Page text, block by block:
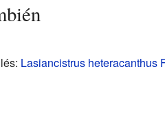
Lasiancistrus heteracanthus